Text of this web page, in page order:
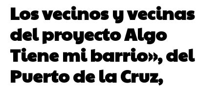
Los vecinos y vecinas
del proyecto Algo
Tiene mi barrio», del
Puerto de la Cruz,